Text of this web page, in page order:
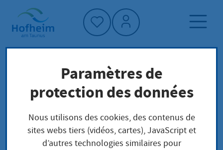
Accueil"
Page d'accueil
Trouver un service
Préoccupations locales
Approbation Ärztin oder Arzt aus
EU/EWR/Schweiz Erteilung
Paramètres de
protection des données
Nous utilisons des cookies, des contenus de
sites webs tiers (vidéos, cartes), JavaScript et
d’autres technologies similaires pour